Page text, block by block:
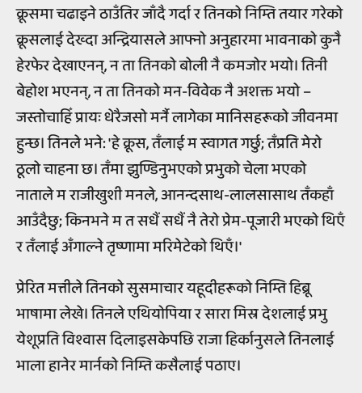
क्रूसमा चढाइने ठाउँतिर जाँदै गर्दा र तिनको निम्ति तयार गरेको
क्रूसलाई देख्दा अन्द्रियासले आफ्नो अनुहारमा भावनाको कुनै
हेरफेर देखाएनन्, न ता तिनको बोली नै कमजोर भयो। तिनी
बेहोश भएनन्, न ता तिनको मन-विवेक नै अशक्त भयो –
जस्तोचाहिँ प्रायः धेरैजसो मर्नै लागेका मानिसहरूको जीवनमा
हुन्छ। तिनले भने: 'हे क्रूस, तँलाई म स्वागत गर्छु; तँप्रति मेरो
ठूलो चाहना छ। तँमा झुण्डिनुभएको प्रभुको चेला भएको
नाताले म राजीखुशी मनले, आनन्दसाथ-लालसासाथ तँकहाँ
आउँदैछु; किनभने म त सधैं सधैं नै तेरो प्रेम-पूजारी भएको थिएँ
र तँलाई अँगाल्ने तृष्णामा मरिमेटेको थिएँ।'
प्रेरित मत्तीले तिनको सुसमाचार यहूदीहरूको निम्ति हिब्रू
भाषामा लेखे। तिनले एथियोपिया र सारा मिस्र देशलाई प्रभु
येशूप्रति विश्वास दिलाइसकेपछि राजा हिर्कानुसले तिनलाई
भाला हानेर मार्नको निम्ति कसैलाई पठाए।